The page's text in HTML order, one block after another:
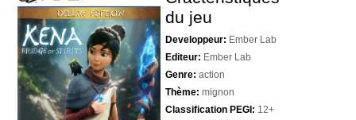
du jeu
Developpeur: Ember Lab
Editeur: Ember Lab
Genre: action
Thème: mignon
Classification PEGI: 12+